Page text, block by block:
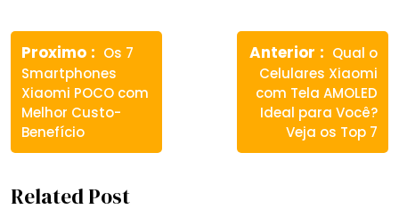
Navegação
de
Post
Proximo
Previous
post:
Os 7
Smartphones
Xiaomi POCO com
Melhor Custo-
Benefício
Anterior
Next
post:
Qual o
Celulares Xiaomi
com Tela AMOLED
Ideal para Você?
Veja os Top 7
Related Post